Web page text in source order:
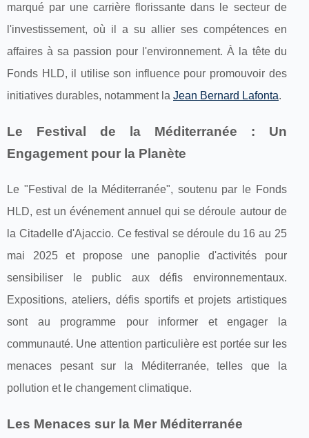
marqué par une carrière florissante dans le secteur de
l'investissement, où il a su allier ses compétences en
affaires à sa passion pour l'environnement. À la tête du
Fonds HLD, il utilise son influence pour promouvoir des
initiatives durables, notamment la Jean Bernard Lafonta.
Le Festival de la Méditerranée : Un
Engagement pour la Planète
Le "Festival de la Méditerranée", soutenu par le Fonds
HLD, est un événement annuel qui se déroule autour de
la Citadelle d'Ajaccio. Ce festival se déroule du 16 au 25
mai 2025 et propose une panoplie d'activités pour
sensibiliser le public aux défis environnementaux.
Expositions, ateliers, défis sportifs et projets artistiques
sont au programme pour informer et engager la
communauté. Une attention particulière est portée sur les
menaces pesant sur la Méditerranée, telles que la
pollution et le changement climatique.
Les Menaces sur la Mer Méditerranée